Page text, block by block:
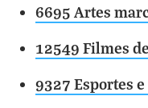
6695 Artes
12549 Filmes
9327 Esportes